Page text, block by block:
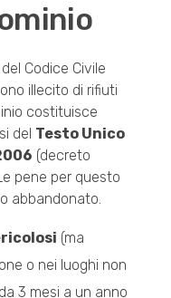
Codice Civile
illecito di rifiuti
costituisce
del Testo Unico
(decreto
pene per questo
abbandonato.
(ma
o nei luoghi non
3 mesi a un anno